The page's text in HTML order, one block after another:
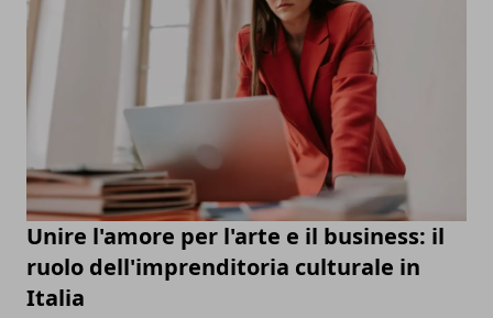
Unire l'amore per l'arte e il business: il
ruolo dell'imprenditoria culturale in
Italia